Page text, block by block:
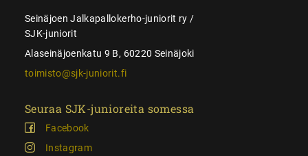
Seinäjoen Jalkapallokerho-juniorit ry /
SJK-juniorit
Alaseinäjoenkatu 9 B, 60220 Seinäjoki
toimisto@sjk-juniorit.fi
Seuraa SJK-junioreita somessa
Facebook
Instagram